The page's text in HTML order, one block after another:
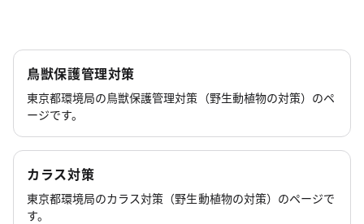
鳥獣保護管理対策
東京都環境局の鳥獣保護管理対策（野生動植物の対策）のペ
ージです。
カラス対策
東京都環境局のカラス対策（野生動植物の対策）のページで
す。